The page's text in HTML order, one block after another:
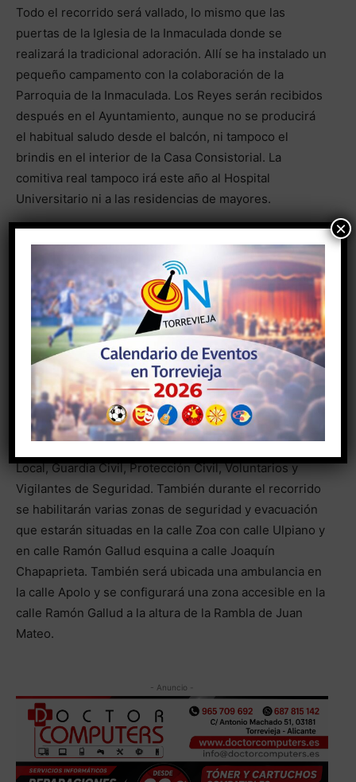
Todo el recorrido será vallado, lo mismo que las
puertas de la Iglesia de la Inmaculada donde se
realizará la tradicional adoración. Allí se ha instalado un
pequeño campamento con la colaboración de la
Parroquia de la Inmaculada. Los Reyes serán recibidos
después en el Ayuntamiento, aunque no se producirá
el habitual saludo desde el balcón, ni tampoco el
brindis en el interior de la Casa Consistorial. La
comitiva real tampoco irá este año al Hospital
Universitario ni a las residencias de mayores.
hasta las 19:30 horas, se abrirá un pequeño
campamento en las puertas de la Iglesia de la
Inmaculada con motivo de la llegada de los Pajes
Reales que recogerán las cartas de los niños. En
Torrelamata será mañana, en la Plaza de Encarnación
Puchol, desde las 17 a las 19 horas.
Por su parte el concejal de Seguridad, Federico
Alarcón ha cifrado en alrededor de 70 las personas que
Local, Guardia Civil, Protección Civil, Voluntarios y
Vigilantes de Seguridad. También durante el recorrido
se habilitarán varias zonas de seguridad y evacuación
que estarán situadas en la calle Zoa con calle Ulpiano y
en calle Ramón Gallud esquina a calle Joaquín
Chapaprieta. También será ubicada una ambulancia en
la calle Apolo y se configurará una zona accesible en la
calle Ramón Gallud a la altura de la Rambla de Juan
Mateo.
- Anuncio -
×